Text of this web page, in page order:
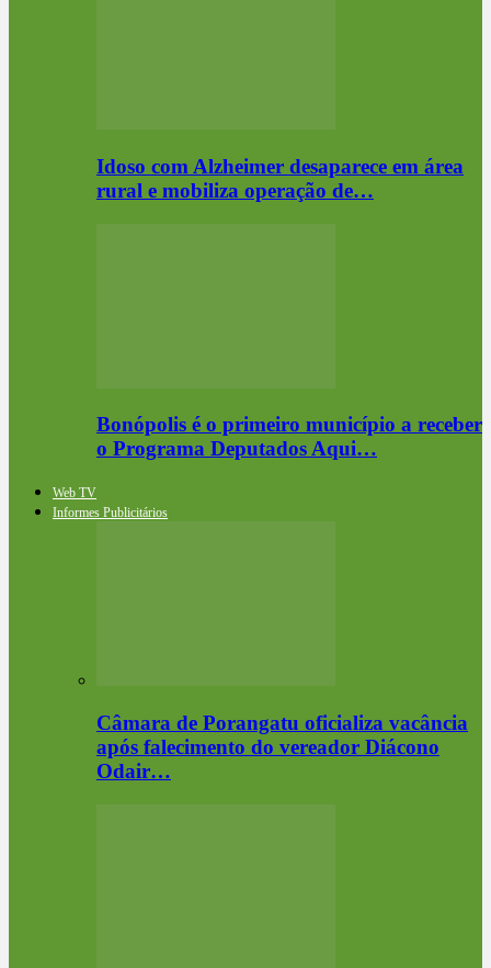
Idoso com Alzheimer desaparece em área
rural e mobiliza operação de…
Bonópolis é o primeiro município a receber
o Programa Deputados Aqui…
Web TV
Informes Publicitários
Câmara de Porangatu oficializa vacância
após falecimento do vereador Diácono
Odair…